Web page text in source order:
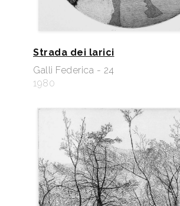
Strada dei larici
Galli Federica - 24
1980